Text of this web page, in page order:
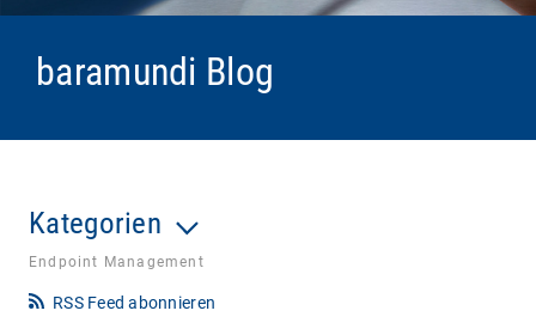
baramundi Blog
Kategorien
Endpoint Management
RSS Feed abonnieren